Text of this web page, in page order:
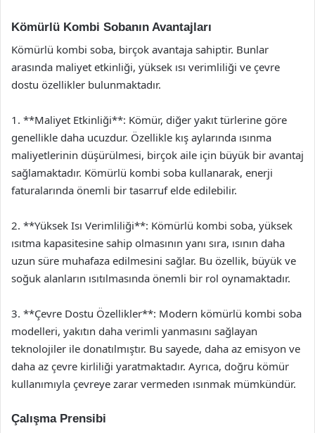
Kömürlü Kombi Sobanın Avantajları
Kömürlü kombi soba, birçok avantaja sahiptir. Bunlar
arasında maliyet etkinliği, yüksek ısı verimliliği ve çevre
dostu özellikler bulunmaktadır.
1. **Maliyet Etkinliği**: Kömür, diğer yakıt türlerine göre
genellikle daha ucuzdur. Özellikle kış aylarında ısınma
maliyetlerinin düşürülmesi, birçok aile için büyük bir avantaj
sağlamaktadır. Kömürlü kombi soba kullanarak, enerji
faturalarında önemli bir tasarruf elde edilebilir.
2. **Yüksek Isı Verimliliği**: Kömürlü kombi soba, yüksek
ısıtma kapasitesine sahip olmasının yanı sıra, ısının daha
uzun süre muhafaza edilmesini sağlar. Bu özellik, büyük ve
soğuk alanların ısıtılmasında önemli bir rol oynamaktadır.
3. **Çevre Dostu Özellikler**: Modern kömürlü kombi soba
modelleri, yakıtın daha verimli yanmasını sağlayan
teknolojiler ile donatılmıştır. Bu sayede, daha az emisyon ve
daha az çevre kirliliği yaratmaktadır. Ayrıca, doğru kömür
kullanımıyla çevreye zarar vermeden ısınmak mümkündür.
Çalışma Prensibi